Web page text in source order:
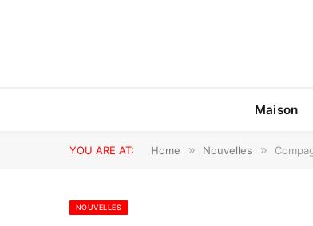
Maison
YOU ARE AT: Home » Nouvelles »
NOUVELLES